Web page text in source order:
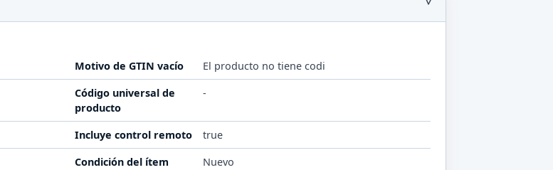
Motivo de GTIN vacío
El producto no tiene codi
Código universal de
producto
-
Incluye control remoto
true
Condición del ítem
Nuevo